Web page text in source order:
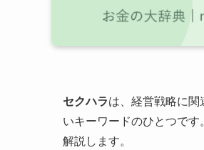
セクハラは、経営戦略に
いキーワードのひとつで
解説します。